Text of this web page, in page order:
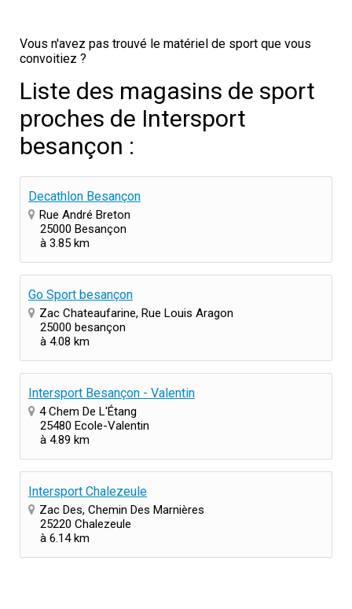
Vous n'avez pas trouvé le matériel de sport que vous
convoitiez ?
Liste des magasins de sport
proches de Intersport
besançon :
Decathlon Besançon
Rue André Breton
25000 Besançon
à 3.85 km
Go Sport besançon
Zac Chateaufarine, Rue Louis Aragon
25000 besançon
à 4.08 km
Intersport Besançon - Valentin
4 Chem De L'Étang
25480 Ecole-Valentin
à 4.89 km
Intersport Chalezeule
Zac Des, Chemin Des Marnières
25220 Chalezeule
à 6.14 km